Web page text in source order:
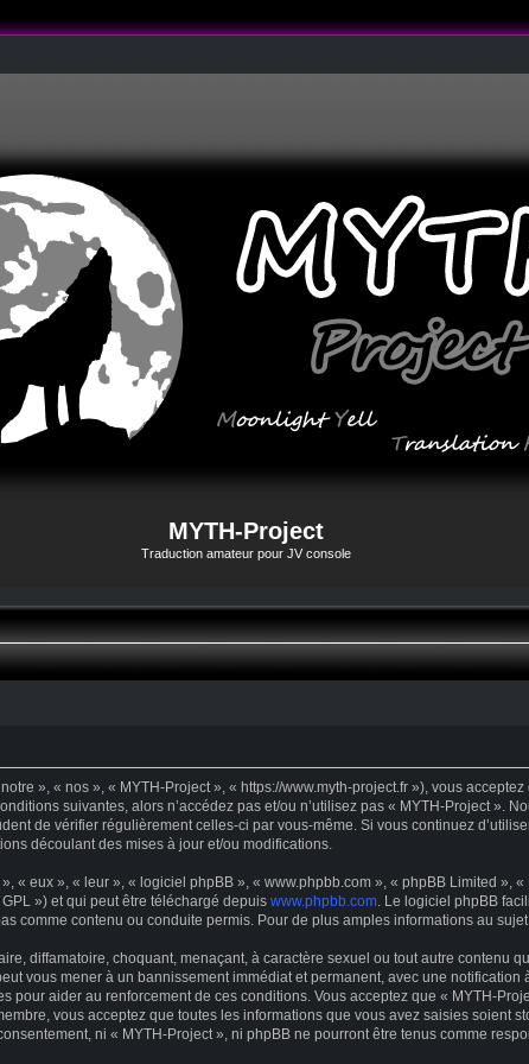
MYTH-Project
Traduction amateur pour JV console
», « nos », « MYTH-Project », « https://www.myth-project.fr »), vous
suivantes, alors n’accédez pas et/ou n’utilisez pas « MYTH-Project ».
de vérifier régulièrement celles-ci par vous-même. Si vous continuez
découlant des mises à jour et/ou modifications.
« eux », « leur », « logiciel phpBB », « www.phpbb.com », « phpBB Limited »,
») et qui peut être téléchargé depuis www.phpbb.com. Le logiciel phpBB
comme contenu ou conduite permis. Pour de plus amples informations au
diffamatoire, choquant, menaçant, à caractère sexuel ou tout autre contenu
vous mener à un bannissement immédiat et permanent, avec une notification
pour aider au renforcement de ces conditions. Vous acceptez que « MYTH-
vous acceptez que toutes les informations que vous avez saisies soient
ni « MYTH-Project », ni phpBB ne pourront être tenus comme